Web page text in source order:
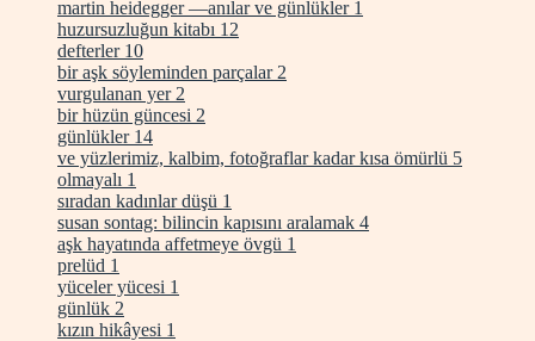
martin heidegger —anılar ve günlükler 1
huzursuzluğun kitabı 12
defterler 10
bir aşk söyleminden parçalar 2
vurgulanan yer 2
bir hüzün güncesi 2
günlükler 14
ve yüzlerimiz, kalbim, fotoğraflar kadar kısa ömürlü 5
olmayalı 1
sıradan kadınlar düşü 1
susan sontag: bilincin kapısını aralamak 4
aşk hayatında affetmeye övgü 1
prelüd 1
yüceler yücesi 1
günlük 2
kızın hikâyesi 1